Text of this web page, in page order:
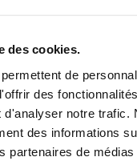
des cookies.
de
des
d'analyser notre trafic.
des informations
partenaires de